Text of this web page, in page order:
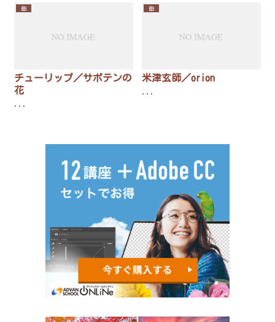
曲
チューリップ／サボテンの
花
...
曲
米津玄師／orion
...